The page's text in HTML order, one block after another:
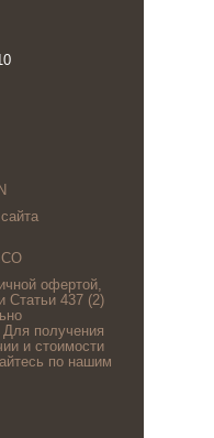
офертой,
Статьи 437 (2)
получения
и стоимости
по нашим